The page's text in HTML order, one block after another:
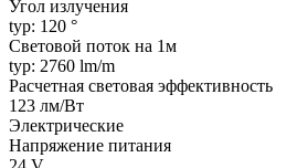
Угол излучения
typ: 120 °
Световой поток на 1м
typ: 2760 lm/m
Расчетная световая эффективность
123 лм/Вт
Электрические
Напряжение питания